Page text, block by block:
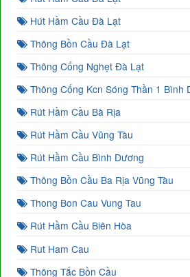
Hút Hầm Cầu Đà Lạt
Thông Bồn Cầu Đà Lạt
Thông Cống Nghẹt Đà Lạt
Thông Cống Kcn Sóng Thần 1 Bình
Rút Hầm Cầu Bà Rịa
Rút Hầm Cầu Vũng Tàu
Rút Hầm Cầu Bình Dương
Thông Bồn Cầu Ba Rịa Vũng Tàu
Thong Bon Cau Vung Tau
Rút Hầm Cầu Biên Hòa
Rut Ham Cau
Thông Tắc Bồn Cầu